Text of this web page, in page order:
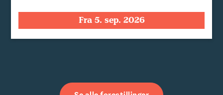
Fra 5. sep. 2026